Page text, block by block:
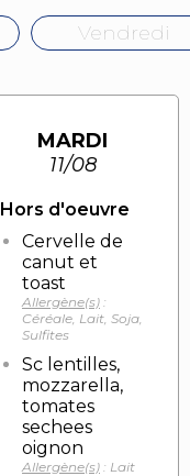
Vendredi
MARDI
11/08
Hors d'oeuvre
Cervelle de
canut et
toast
Allergène(s) :
Céréale, Lait, Soja,
Sulfites
Sc lentilles,
mozzarella,
tomates
sechees
oignon
Allergène(s) : Lait